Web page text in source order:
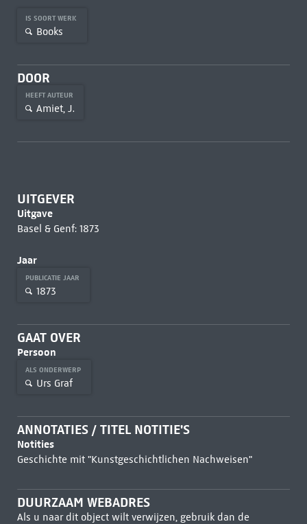
IS SOORT WERK
Books
DOOR
HEEFT AUTEUR
Amiet, J.
UITGEVER
Uitgave
Basel & Genf: 1873
Jaar
PUBLICATIE JAAR
1873
GAAT OVER
Persoon
ALS ONDERWERP
Urs Graf
ANNOTATIES / TITEL NOTITIE'S
Notities
Geschichte mit "Kunstgeschichtlichen Nachweisen"
DUURZAAM WEBADRES
Als u naar dit object wilt verwijzen, gebruik dan de